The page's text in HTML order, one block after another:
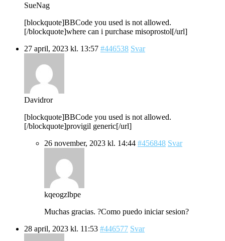
SueNag
[blockquote]BBCode you used is not allowed.
[/blockquote]where can i purchase misoprostol[/url]
27 april, 2023 kl. 13:57 #446538 Svar
Davidror
[blockquote]BBCode you used is not allowed.
[/blockquote]provigil generic[/url]
26 november, 2023 kl. 14:44 #456848 Svar
kqeogzlbpe
Muchas gracias. ?Como puedo iniciar sesion?
28 april, 2023 kl. 11:53 #446577 Svar